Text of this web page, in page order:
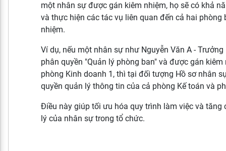
một nhân sự được gán kiêm nhiệm, họ sẽ có khả
và thực hiện các tác vụ liên quan đến cả hai phòng
nhiệm.
Ví dụ, nếu một nhân sự như Nguyễn Văn A -
phân quyền "Quản lý phòng ban" và được gán
phòng Kinh doanh 1, thì tại đối tượng Hồ sơ nhân
quyền quản lý thông tin của cả phòng Kế toán và
Điều này giúp tối ưu hóa quy trình làm việc và tăng
lý của nhân sự trong tổ chức.